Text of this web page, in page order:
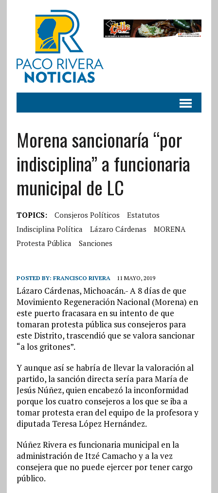
Morena sancionaría “por
indisciplina” a funcionaria
municipal de LC
TOPICS: Consjeros Políticos
Estatutos
Indisciplina Política
Lázaro Cárdenas
MORENA
Protesta Pública
Sanciones
POSTED BY: FRANCISCO RIVERA 11 MAYO, 2019
Lázaro Cárdenas, Michoacán.- A 8 días de que
Movimiento Regeneración Nacional (Morena) en
este puerto fracasara en su intento de que
tomaran protesta pública sus consejeros para
este Distrito, trascendió que se valora sancionar
“a los gritones”.
Y aunque así se habría de llevar la valoración al
partido, la sanción directa sería para María de
Jesús Núñez, quien encabezó la inconformidad
porque los cuatro consejeros a los que se iba a
tomar protesta eran del equipo de la profesora y
diputada Teresa López Hernández.
Núñez Rivera es funcionaria municipal en la
administración de Itzé Camacho y a la vez
consejera que no puede ejercer por tener cargo
público.